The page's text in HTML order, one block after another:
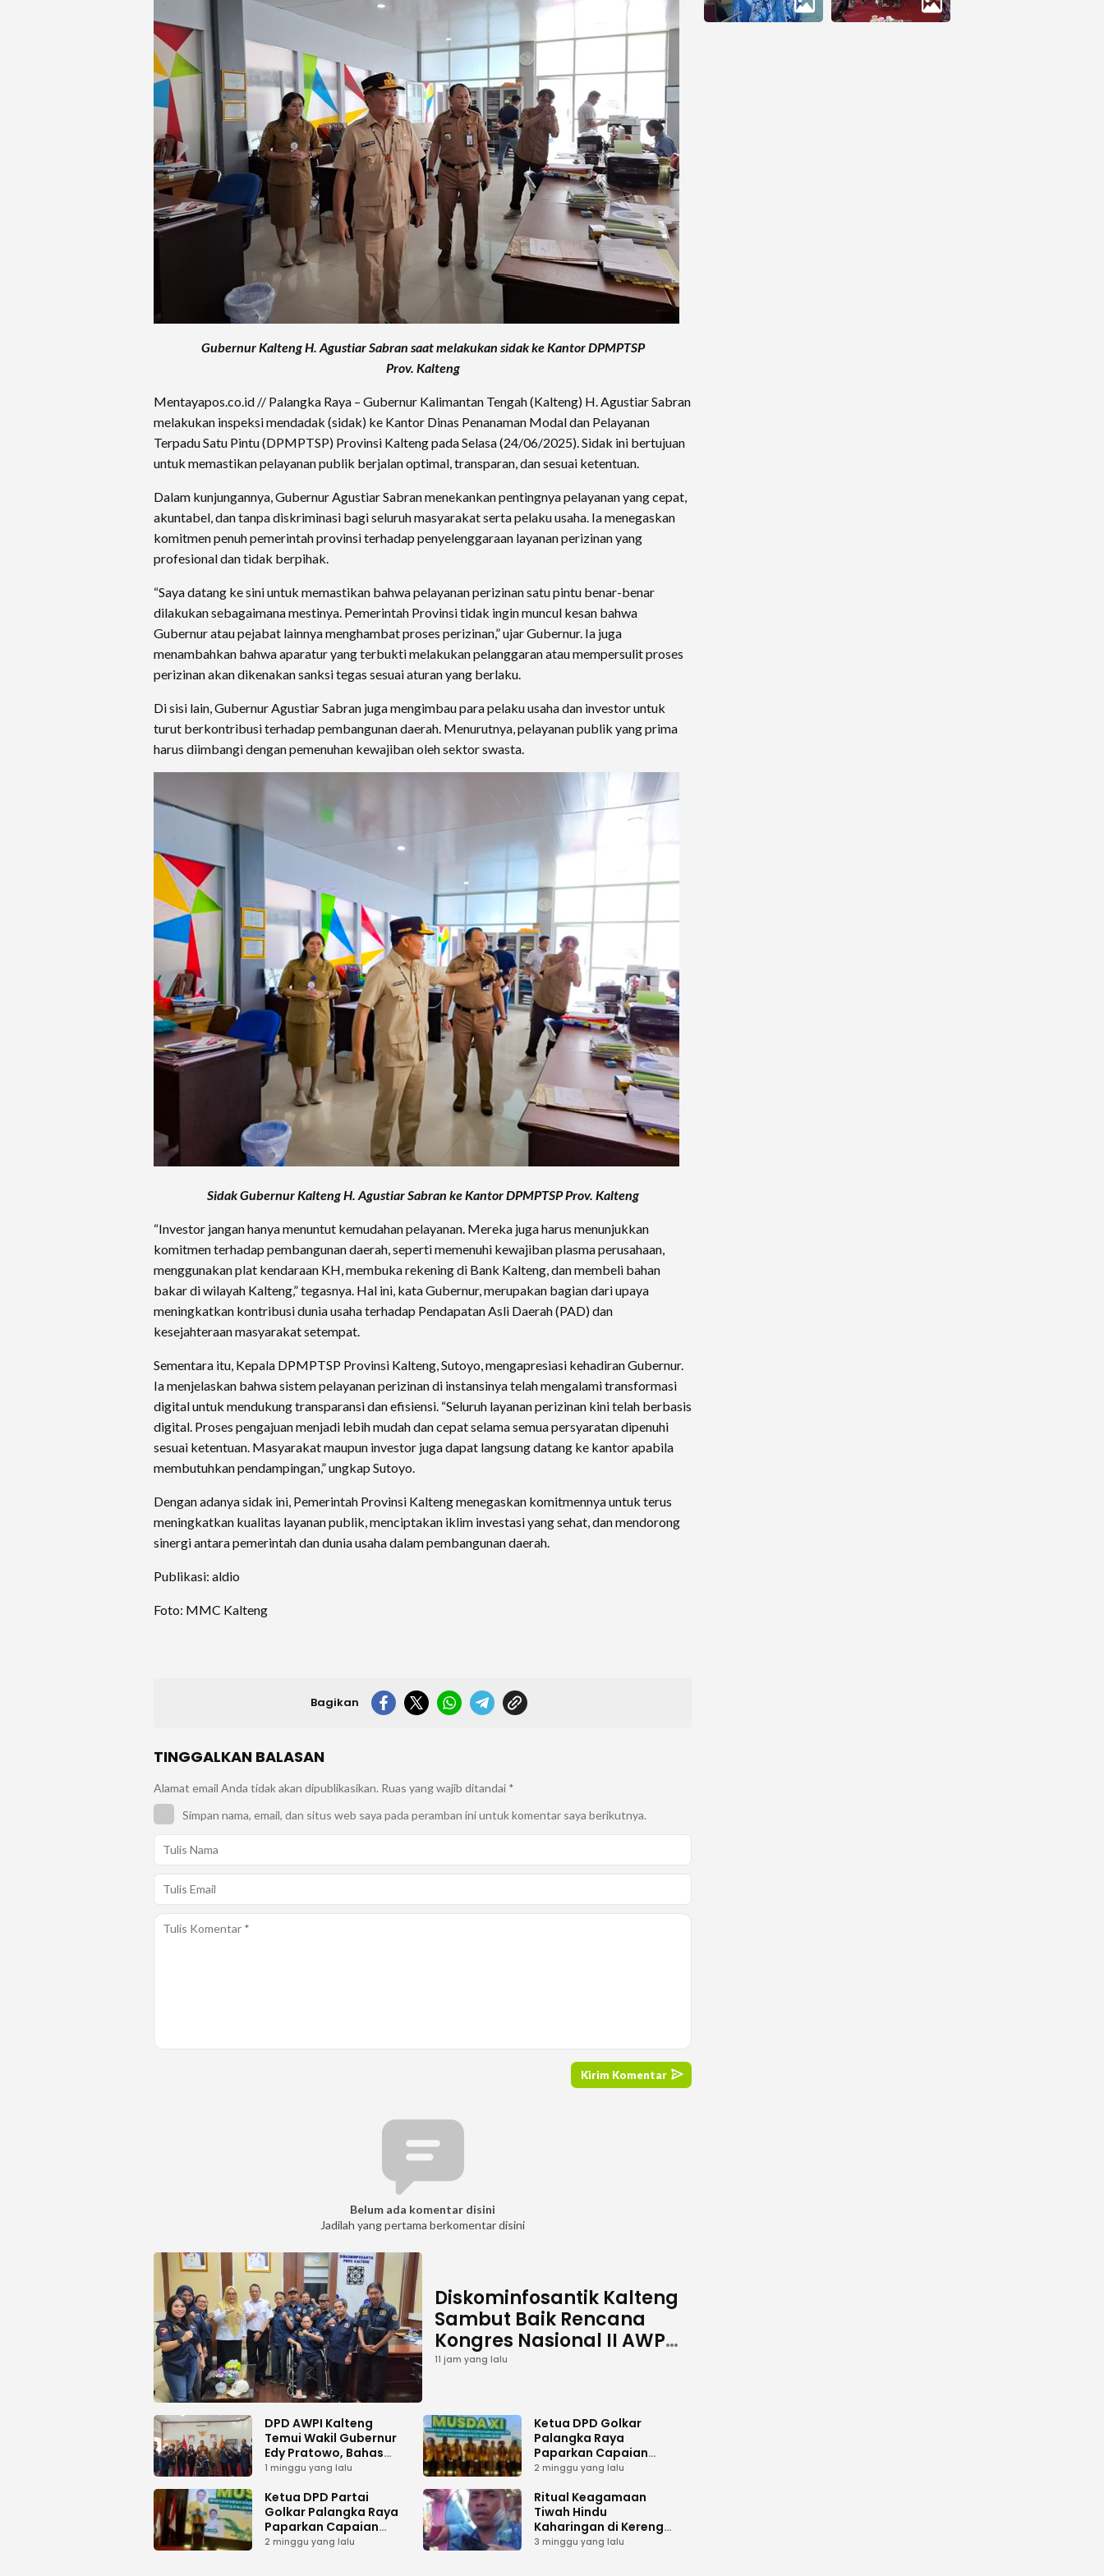
Gubernur Kalteng H. Agustiar Sabran saat melakukan sidak ke Kantor DPMPTSP
Prov. Kalteng
Mentayapos.co.id // Palangka Raya – Gubernur Kalimantan Tengah (Kalteng) H. Agustiar Sabran
melakukan inspeksi mendadak (sidak) ke Kantor Dinas Penanaman Modal dan Pelayanan
Terpadu Satu Pintu (DPMPTSP) Provinsi Kalteng pada Selasa (24/06/2025). Sidak ini bertujuan
untuk memastikan pelayanan publik berjalan optimal, transparan, dan sesuai ketentuan.
Dalam kunjungannya, Gubernur Agustiar Sabran menekankan pentingnya pelayanan yang cepat,
akuntabel, dan tanpa diskriminasi bagi seluruh masyarakat serta pelaku usaha. Ia menegaskan
komitmen penuh pemerintah provinsi terhadap penyelenggaraan layanan perizinan yang
profesional dan tidak berpihak.
“Saya datang ke sini untuk memastikan bahwa pelayanan perizinan satu pintu benar-benar
dilakukan sebagaimana mestinya. Pemerintah Provinsi tidak ingin muncul kesan bahwa
Gubernur atau pejabat lainnya menghambat proses perizinan,” ujar Gubernur. Ia juga
menambahkan bahwa aparatur yang terbukti melakukan pelanggaran atau mempersulit proses
perizinan akan dikenakan sanksi tegas sesuai aturan yang berlaku.
Di sisi lain, Gubernur Agustiar Sabran juga mengimbau para pelaku usaha dan investor untuk
turut berkontribusi terhadap pembangunan daerah. Menurutnya, pelayanan publik yang prima
harus diimbangi dengan pemenuhan kewajiban oleh sektor swasta.
Sidak Gubernur Kalteng H. Agustiar Sabran ke Kantor DPMPTSP Prov. Kalteng
“Investor jangan hanya menuntut kemudahan pelayanan. Mereka juga harus menunjukkan
komitmen terhadap pembangunan daerah, seperti memenuhi kewajiban plasma perusahaan,
menggunakan plat kendaraan KH, membuka rekening di Bank Kalteng, dan membeli bahan
bakar di wilayah Kalteng,” tegasnya. Hal ini, kata Gubernur, merupakan bagian dari upaya
meningkatkan kontribusi dunia usaha terhadap Pendapatan Asli Daerah (PAD) dan
kesejahteraan masyarakat setempat.
Sementara itu, Kepala DPMPTSP Provinsi Kalteng, Sutoyo, mengapresiasi kehadiran Gubernur.
Ia menjelaskan bahwa sistem pelayanan perizinan di instansinya telah mengalami transformasi
digital untuk mendukung transparansi dan efisiensi. “Seluruh layanan perizinan kini telah berbasis
digital. Proses pengajuan menjadi lebih mudah dan cepat selama semua persyaratan dipenuhi
sesuai ketentuan. Masyarakat maupun investor juga dapat langsung datang ke kantor apabila
membutuhkan pendampingan,” ungkap Sutoyo.
Dengan adanya sidak ini, Pemerintah Provinsi Kalteng menegaskan komitmennya untuk terus
meningkatkan kualitas layanan publik, menciptakan iklim investasi yang sehat, dan mendorong
sinergi antara pemerintah dan dunia usaha dalam pembangunan daerah.
Publikasi: aldio
Foto: MMC Kalteng
Bagikan
TINGGALKAN BALASAN
Alamat email Anda tidak akan dipublikasikan. Ruas yang wajib ditandai *
Simpan nama, email, dan situs web saya pada peramban ini untuk komentar saya berikutnya.
Belum ada komentar disini
Jadilah yang pertama berkomentar disini
Diskominfosantik Kalteng
Sambut Baik Rencana
Kongres Nasional II AWPI
Se-Indonesia
11 jam yang lalu
DPD AWPI Kalteng
Temui Wakil Gubernur
Edy Pratowo, Bahas
Dukungan Kongres
Kalimantan Tengah
1 minggu yang lalu
Ketua DPD Golkar
Palangka Raya
Paparkan Capaian
Kepengurusan pada
2 minggu yang lalu
Ketua DPD Partai
Golkar Palangka Raya
Paparkan Capaian
Organisasi dan
2 minggu yang lalu
Ritual Keagamaan
Tiwah Hindu
Kaharingan di Kereng
Bangkirai Memasuki
3 minggu yang lalu